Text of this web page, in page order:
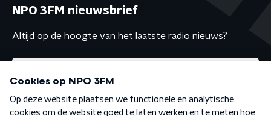
NPO 3FM nieuwsbrief
Altijd op de hoogte van het laatste radio nieuws?